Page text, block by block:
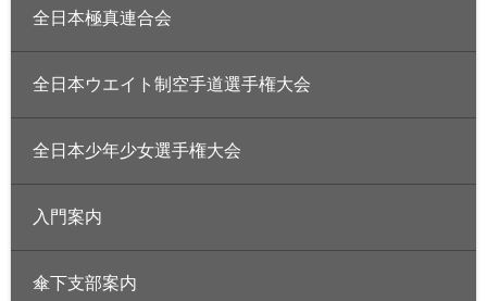
全日本極真連合会
全日本ウエイト制空手道選手権大会
全日本少年少女選手権大会
入門案内
傘下支部案内